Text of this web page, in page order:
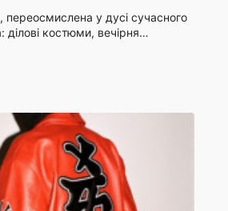
переосмислена у дусі сучасного
ділові костюми, вечірня…